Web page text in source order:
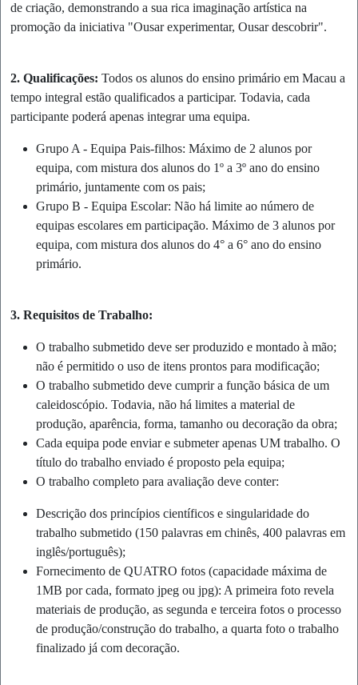
de criação, demonstrando a sua rica imaginação artística na
promoção da iniciativa "Ousar experimentar, Ousar descobrir".
2. Qualificações: Todos os alunos do ensino primário em Macau a
tempo integral estão qualificados a participar. Todavia, cada
participante poderá apenas integrar uma equipa.
Grupo A - Equipa Pais-filhos: Máximo de 2 alunos por
equipa, com mistura dos alunos do 1º a 3º ano do ensino
primário, juntamente com os pais;
Grupo B - Equipa Escolar: Não há limite ao número de
equipas escolares em participação. Máximo de 3 alunos por
equipa, com mistura dos alunos do 4° a 6° ano do ensino
primário.
3. Requisitos de Trabalho:
O trabalho submetido deve ser produzido e montado à mão;
não é permitido o uso de itens prontos para modificação;
O trabalho submetido deve cumprir a função básica de um
caleidoscópio. Todavia, não há limites a material de
produção, aparência, forma, tamanho ou decoração da obra;
Cada equipa pode enviar e submeter apenas UM trabalho. O
título do trabalho enviado é proposto pela equipa;
O trabalho completo para avaliação deve conter:
Descrição dos princípios científicos e singularidade do
trabalho submetido (150 palavras em chinês, 400 palavras em
inglês/português);
Fornecimento de QUATRO fotos (capacidade máxima de
1MB por cada, formato jpeg ou jpg): A primeira foto revela
materiais de produção, as segunda e terceira fotos o processo
de produção/construção do trabalho, a quarta foto o trabalho
finalizado já com decoração.